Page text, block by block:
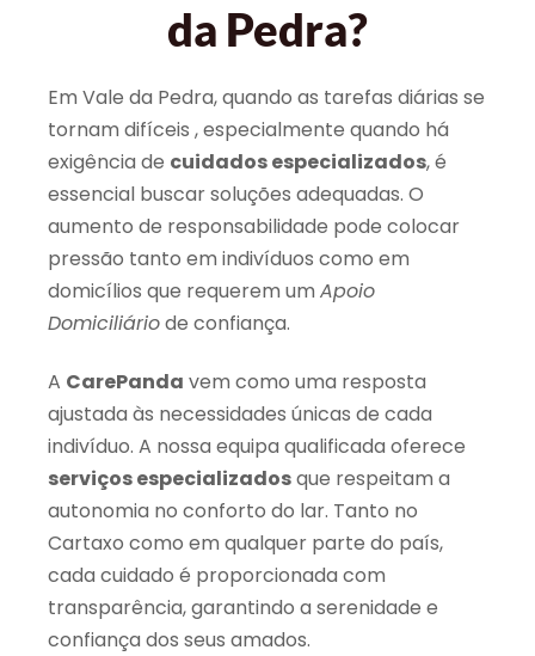
da Pedra?
Em Vale da Pedra, quando as tarefas diárias se
tornam difíceis , especialmente quando há
exigência de cuidados especializados, é
essencial buscar soluções adequadas. O
aumento de responsabilidade pode colocar
pressão tanto em indivíduos como em
domicílios que requerem um Apoio
Domiciliáriode confiança.
A CarePanda vem como uma resposta
ajustada às necessidades únicas de cada
indivíduo. A nossa equipa qualificada oferece
serviços especializadosque respeitam a
autonomia no conforto do lar. Tanto no
Cartaxo como em qualquer parte do país,
cada cuidado é proporcionada com
transparência, garantindo a serenidade e
confiança dos seus amados.